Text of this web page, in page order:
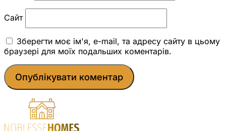
Сайт
Зберегти моє ім'я, e-mail, та адресу сайту в цьому
браузері для моїх подальших коментарів.